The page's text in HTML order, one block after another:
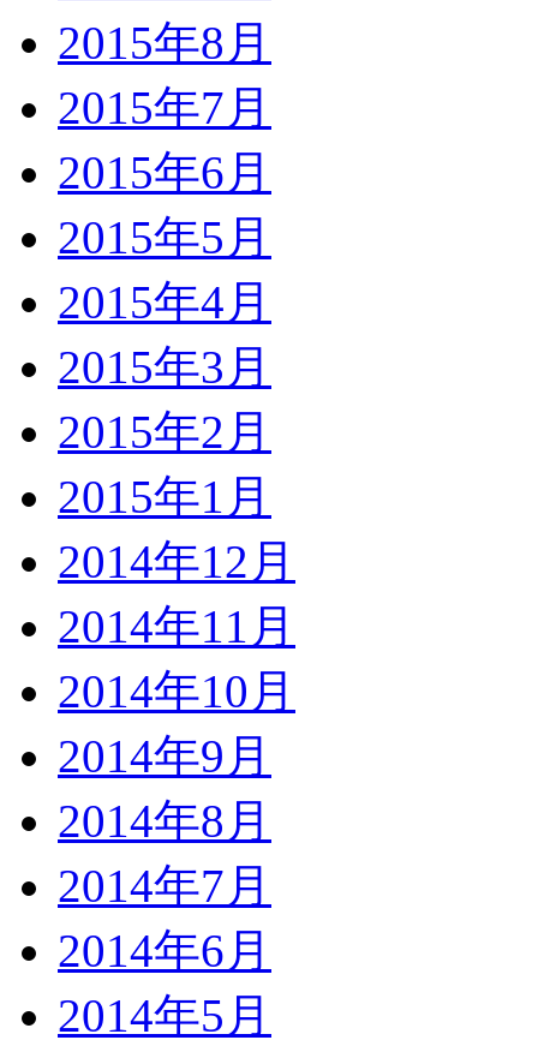
2015年8月
2015年7月
2015年6月
2015年5月
2015年4月
2015年3月
2015年2月
2015年1月
2014年12月
2014年11月
2014年10月
2014年9月
2014年8月
2014年7月
2014年6月
2014年5月